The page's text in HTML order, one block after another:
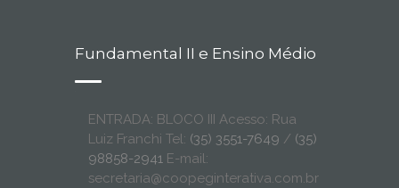
Fundamental II e Ensino Médio
ENTRADA: BLOCO III Acesso: Rua
Luiz Franchi Tel: (35) 3551-7649 / (35)
98858-2941 E-mail:
secretaria@coopeginterativa.com.br